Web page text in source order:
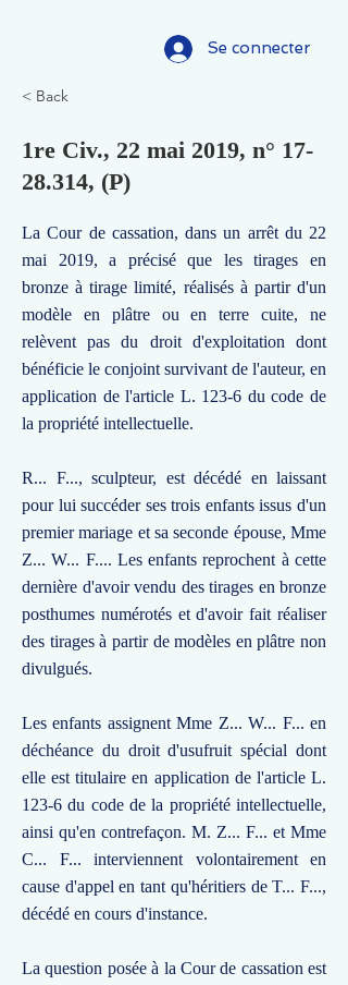
Se connecter
< Back
1re Civ., 22 mai 2019, n° 17-
28.314, (P)
La Cour de cassation, dans un arrêt du 22
mai 2019, a précisé que les tirages en
bronze à tirage limité, réalisés à partir d'un
modèle en plâtre ou en terre cuite, ne
relèvent pas du droit d'exploitation dont
bénéficie le conjoint survivant de l'auteur, en
application de l'article L. 123-6 du code de
la propriété intellectuelle.
R... F..., sculpteur, est décédé en laissant
pour lui succéder ses trois enfants issus d'un
premier mariage et sa seconde épouse, Mme
Z... W... F.... Les enfants reprochent à cette
dernière d'avoir vendu des tirages en bronze
posthumes numérotés et d'avoir fait réaliser
des tirages à partir de modèles en plâtre non
divulgués.
Les enfants assignent Mme Z... W... F... en
déchéance du droit d'usufruit spécial dont
elle est titulaire en application de l'article L.
123-6 du code de la propriété intellectuelle,
ainsi qu'en contrefaçon. M. Z... F... et Mme
C... F... interviennent volontairement en
cause d'appel en tant qu'héritiers de T... F...,
décédé en cours d'instance.
La question posée à la Cour de cassation est